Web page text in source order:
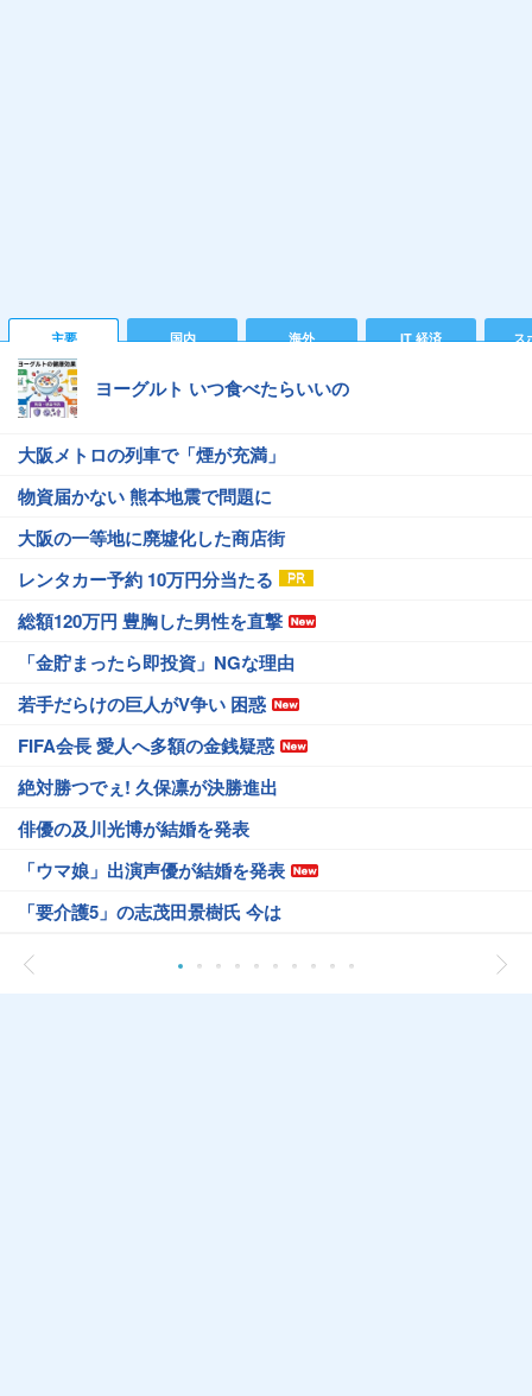
主要 国内 海外 IT 経済 ス
ヨーグルト いつ食べたらいいの
大阪メトロの列車で「煙が充満」
物資届かない 熊本地震で問題に
大阪の一等地に廃墟化した商店街
レンタカー予約 10万円分当たる
総額120万円 豊胸した男性を直撃
「金貯まったら即投資」NGな理由
若手だらけの巨人がV争い 困惑
FIFA会長 愛人へ多額の金銭疑惑
絶対勝つでぇ! 久保凛が決勝進出
俳優の及川光博が結婚を発表
「ウマ娘」出演声優が結婚を発表
「要介護5」の志茂田景樹氏 今は